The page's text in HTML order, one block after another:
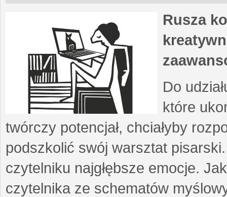
Rusza
Do
które
twórczy potencjał, chciałyby
podszkolić swój warsztat
czytelniku najgłębsze emocje.
czytelnika ze schematów